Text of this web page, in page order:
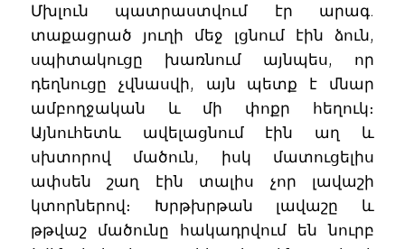
Մխլուն պատրաստվում էր արագ.
տաքացրած յուղի մեջ լցնում էին ձուն,
սպիտակուցը խառնում այնպես, որ
դեղնուցը չվնասվի, այն պետք է մնար
ամբողջական և մի փոքր հեղուկ։
Այնուհետև ավելացնում էին աղ և
սխտորով մածուն, իսկ մատուցելիս
ափսեն շաղ էին տալիս չոր լավաշի
կտորներով։ Խրթխրթան լավաշը և
թթվաշ մածունը հակադրվում են նուրբ